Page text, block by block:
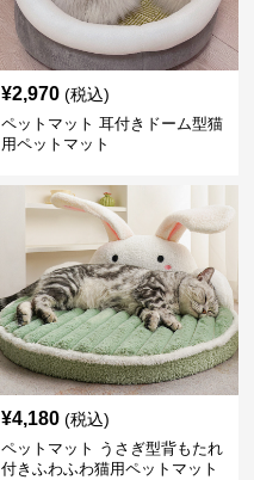
¥2,970 (税込)
ペットマット 耳付きドーム型猫
用ペットマット
¥4,180 (税込)
ペットマット うさぎ型背もたれ
付きふわふわ猫用ペットマット